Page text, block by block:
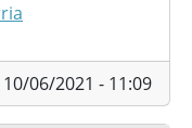
10/06/2021 - 11:09